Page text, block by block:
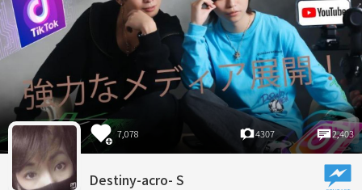
7,078 4307 2,403
Destiny-acro- S